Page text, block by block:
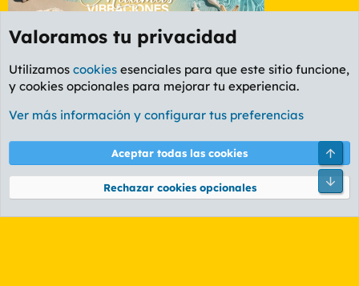
Foro General
Cookies
PL OLDSTYLE AMARILLO
Términos y reglas Política de privacidad Ayuda
Community platform by XenForo® © 2010-2026 XenForo Ltd.
Valoramos tu privacidad
Utilizamos cookies esenciales para que este sitio funcione,
y cookies opcionales para mejorar tu experiencia.
Ver más información y configurar tus preferencias
Aceptar todas las cookies
Rechazar cookies opcionales
Pie